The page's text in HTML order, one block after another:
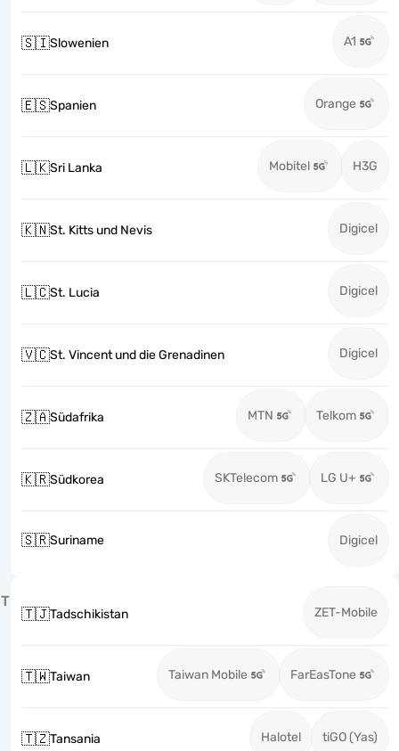
🇸🇮Slowenien A1
🇪🇸Spanien Orange
🇱🇰Sri Lanka Mobitel H3G
🇰🇳St. Kitts und Nevis Digicel
🇱🇨St. Lucia Digicel
🇻🇨St. Vincent und die Grenadinen Digicel
🇿🇦Südafrika MTN Telkom
🇰🇷Südkorea SKTelecom LG U+
🇸🇷Suriname Digicel
T
🇹🇯Tadschikistan ZET-Mobile
🇹🇼Taiwan Taiwan Mobile FarEasTone
🇹🇿Tansania Halotel tiGO (Yas)